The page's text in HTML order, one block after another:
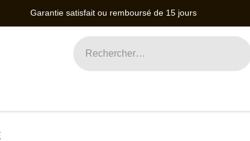
Garantie satisfait ou remboursé de 15 jours